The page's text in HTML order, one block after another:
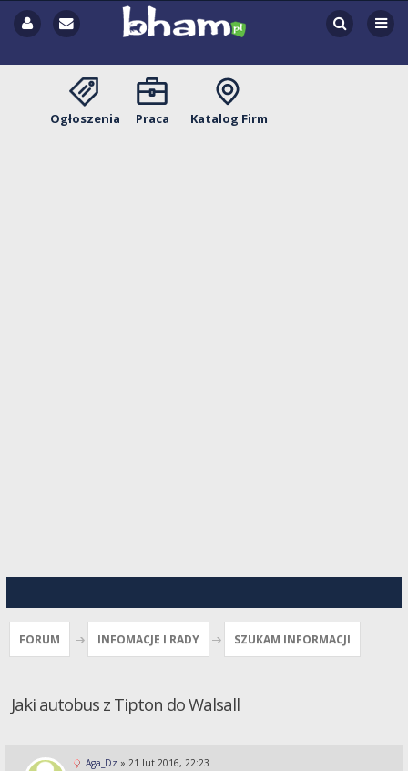
Ogłoszenia Praca Katalog Firm
FORUM INFOMACJE I RADY SZUKAM INFORMACJI
Jaki autobus z Tipton do Walsall
Aga_Dz » 21 lut 2016, 22:23